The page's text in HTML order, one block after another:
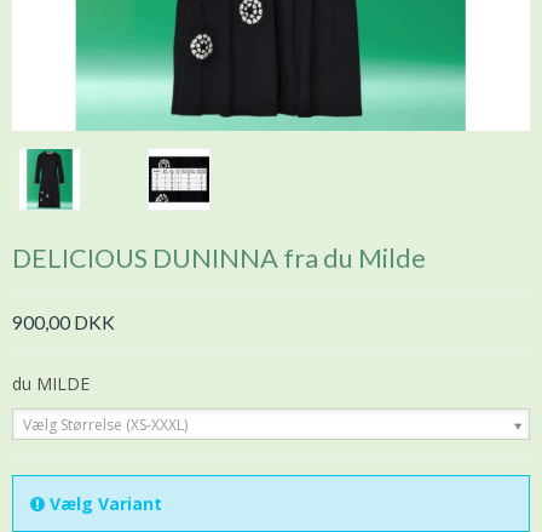
DELICIOUS DUNINNA fra du Milde
900,00 DKK
du MILDE
Vælg Størrelse (XS-XXXL)
Vælg Variant